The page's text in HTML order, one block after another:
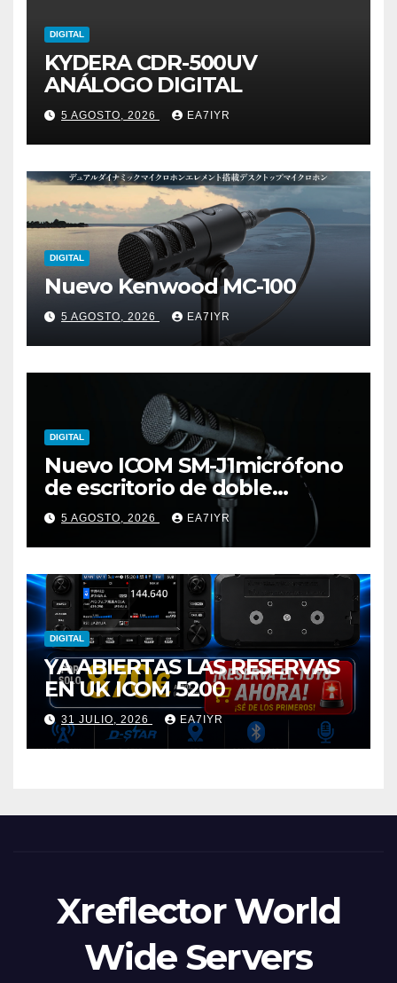
DIGITAL
KYDERA CDR-500UV
ANÁLOGO DIGITAL
5 AGOSTO, 2026 EA7IYR
DIGITAL
Nuevo Kenwood MC-100
5 AGOSTO, 2026 EA7IYR
DIGITAL
Nuevo ICOM SM-J1micrófono
de escritorio de doble
elemento premium
5 AGOSTO, 2026 EA7IYR
DIGITAL
YA ABIERTAS LAS RESERVAS
EN UK ICOM 5200
31 JULIO, 2026 EA7IYR
Xreflector World
Wide Servers